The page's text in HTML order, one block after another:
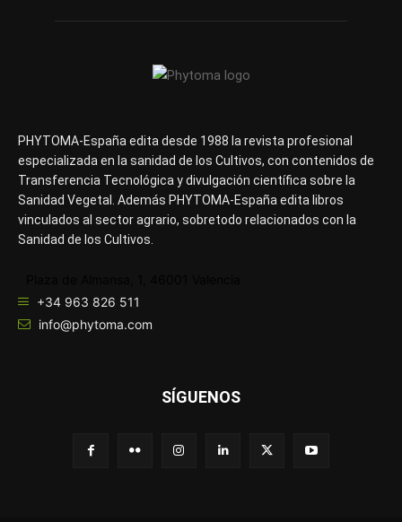
PHYTOMA-España edita desde 1988 la revista profesional
especializada en la sanidad de los Cultivos, con contenidos de
Transferencia Tecnológica y divulgación científica sobre la
Sanidad Vegetal. Además PHYTOMA-España edita libros
vinculados al sector agrario, sobretodo relacionados con la
Sanidad de los Cultivos.
+34 963 826 511
info@phytoma.com
SÍGUENOS